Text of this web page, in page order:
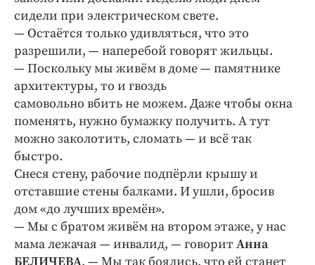
сидели при электрическом свете.
— Остаётся только удивляться, что это
разрешили, — наперебой говорят жильцы.
— Поскольку мы живём в доме — памятнике
архитектуры, то и гвоздь
самовольно вбить не можем. Даже чтобы окна
поменять, нужно бумажку получить. А тут
можно заколотить, сломать — и всё так
быстро.
Снеся стену, рабочие подпёрли крышу и
отставшие стены балками. И ушли, бросив
дом «до лучших времён».
— Мы с братом живём на втором этаже, у нас
мама лежачая — инвалид, — говорит Анна
БЕЛИЧЕВА. — Мы так боялись, что ей станет